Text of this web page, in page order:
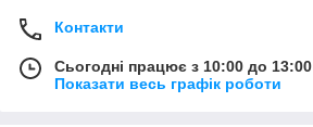
Контакти
Сьогодні працює з 10:00 до 13:00
Показати весь графік роботи